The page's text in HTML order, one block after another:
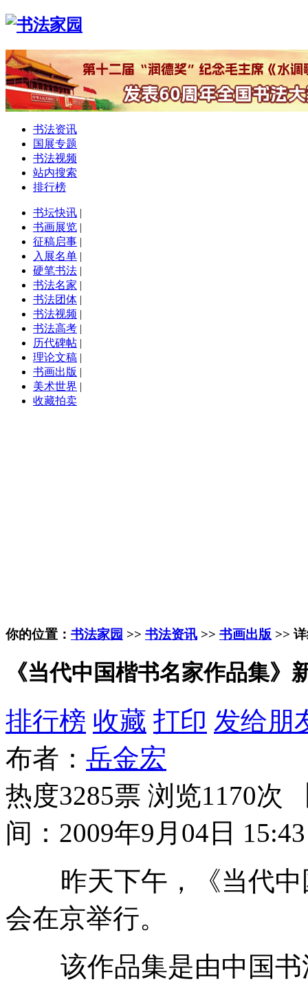
书法资讯
国展专题
书法视频
站内搜索
排行榜
书坛快讯 |
书画展览 |
征稿启事 |
入展名单 |
硬笔书法 |
书法名家 |
书法团体 |
书法视频 |
书法高考 |
历代碑帖 |
理论文稿 |
书画出版 |
美术世界 |
收藏拍卖
你的位置： 书法家园 >> 书法资讯 >> 书画出版 >>
《当代中国楷书名家作品集》
排行榜 收藏 打印 发给朋
布者： 岳金宏
热度3285票 浏览1170次
间：2009年9月04日 15:43
昨天下午，《当代中
会在京举行。
该作品集是由中国书